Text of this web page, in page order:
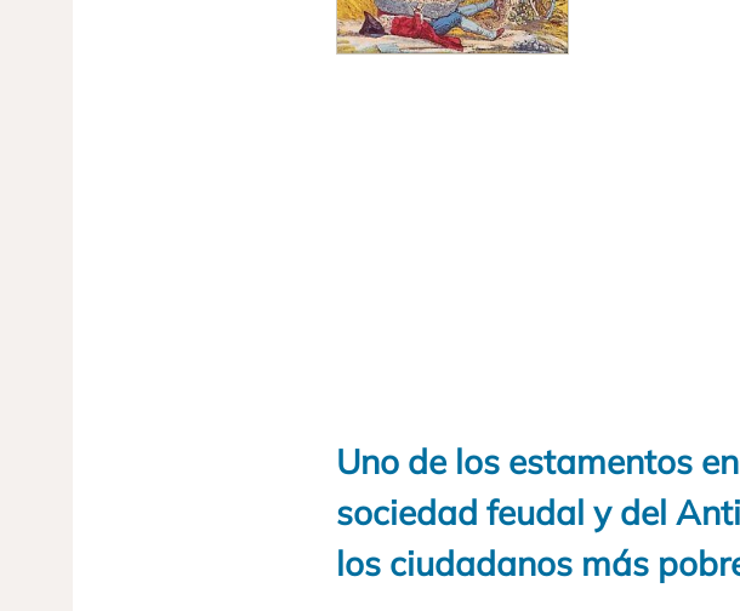
Uno de los estamentos
sociedad feudal y del
los ciudadanos más